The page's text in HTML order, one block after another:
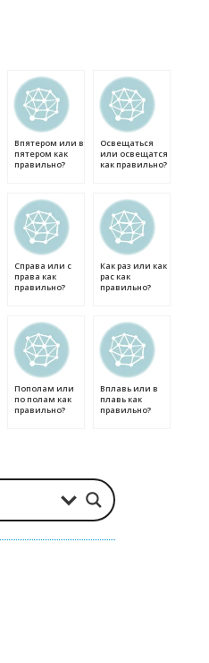
Впятером или в
пятером как
правильно?
Освещаться
или освещатся
как правильно?
Справа или с
права как
правильно?
Как раз или как
рас как
правильно?
Пополам или
по полам как
правильно?
Вплавь или в
плавь как
правильно?